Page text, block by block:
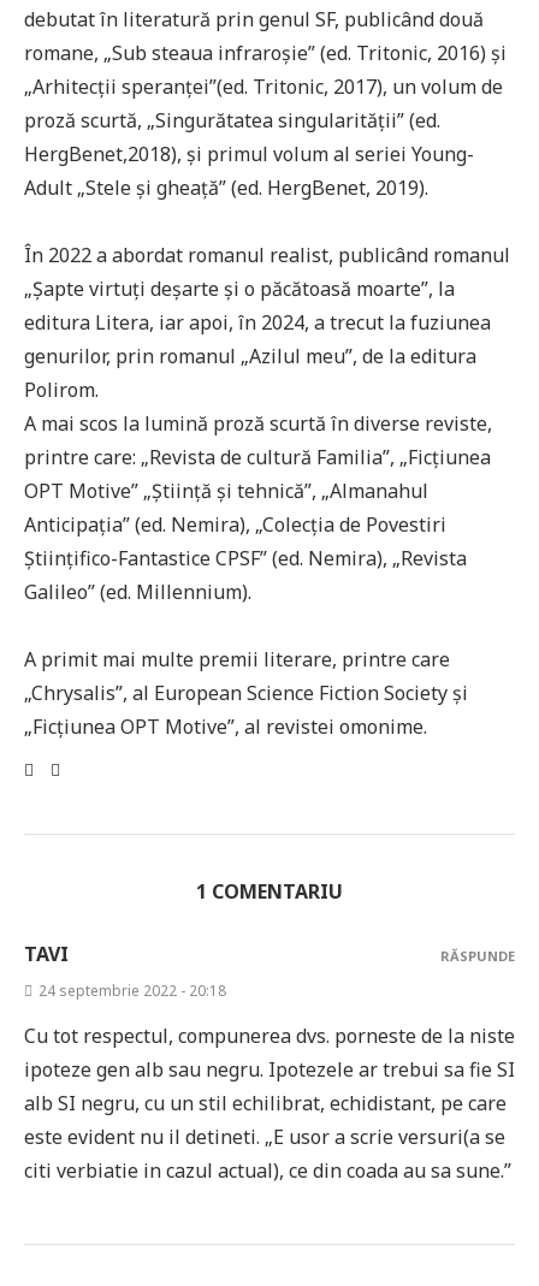
debutat în literatură prin genul SF, publicând două
romane, „Sub steaua infraroșie” (ed. Tritonic, 2016) și
„Arhitecții speranței”(ed. Tritonic, 2017), un volum de
proză scurtă, „Singurătatea singularității” (ed.
HergBenet,2018), și primul volum al seriei Young-
Adult „Stele și gheață” (ed. HergBenet, 2019).
În 2022 a abordat romanul realist, publicând romanul
„Șapte virtuți deșarte și o păcătoasă moarte”, la
editura Litera, iar apoi, în 2024, a trecut la fuziunea
genurilor, prin romanul „Azilul meu”, de la editura
Polirom.
A mai scos la lumină proză scurtă în diverse reviste,
printre care: „Revista de cultură Familia”, „Ficțiunea
OPT Motive” „Știință și tehnică”, „Almanahul
Anticipația” (ed. Nemira), „Colecția de Povestiri
Științifico-Fantastice CPSF” (ed. Nemira), „Revista
Galileo” (ed. Millennium).
A primit mai multe premii literare, printre care
„Chrysalis”, al European Science Fiction Society și
„Ficțiunea OPT Motive”, al revistei omonime.
1 COMENTARIU
TAVI
24 septembrie 2022 - 20:18
Cu tot respectul, compunerea dvs. porneste de la niste
ipoteze gen alb sau negru. Ipotezele ar trebui sa fie SI
alb SI negru, cu un stil echilibrat, echidistant, pe care
este evident nu il detineti. „E usor a scrie versuri(a se
citi verbiatie in cazul actual), ce din coada au sa sune.”
RĂSPUNDE